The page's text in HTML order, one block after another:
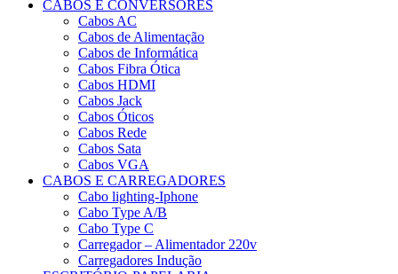
CABOS E CONVERSORES
Cabos AC
Cabos de Alimentação
Cabos de Informática
Cabos Fibra Ótica
Cabos HDMI
Cabos Jack
Cabos Óticos
Cabos Rede
Cabos Sata
Cabos VGA
CABOS E CARREGADORES
Cabo lighting-Iphone
Cabo Type A/B
Cabo Type C
Carregador – Alimentador 220v
Carregadores Indução